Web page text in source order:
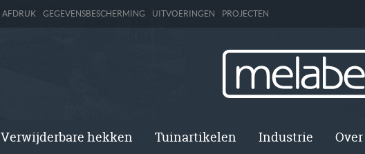
AFDRUK GEGEVENSBESCHERMING UITVOERINGEN PROJECTEN
Verwijderbare hekken Tuinartikelen Industrie